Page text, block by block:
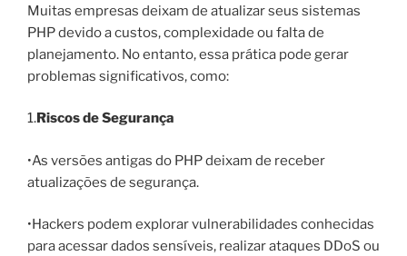
Muitas empresas deixam de atualizar seus sistemas
PHP devido a custos, complexidade ou falta de
planejamento. No entanto, essa prática pode gerar
problemas significativos, como:
1. Riscos de Segurança
•As versões antigas do PHP deixam de receber
atualizações de segurança.
•Hackers podem explorar vulnerabilidades conhecidas
para acessar dados sensíveis, realizar ataques DDoS ou